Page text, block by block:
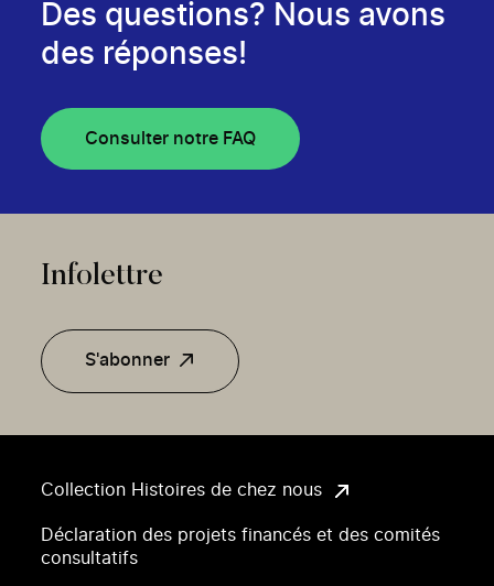
Collection Histoires de chez nous
Déclaration des projets financés et des comités
consultatifs
Des questions? Nous avons
des réponses!
Consulter notre FAQ
Infolettre
S'abonner